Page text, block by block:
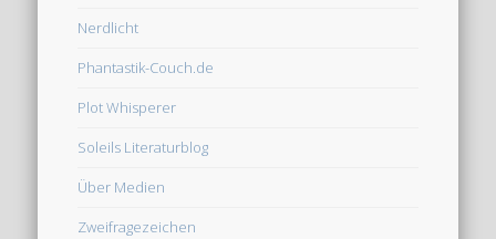
Nerdlicht
Phantastik-Couch.de
Plot Whisperer
Soleils Literaturblog
Über Medien
Zweifragezeichen